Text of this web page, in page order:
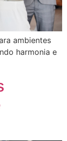
ambientes
harmonia e